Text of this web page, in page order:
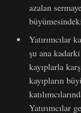
azalan
Yatırımcılar
şu ana
kayıplarla
kayıpların
Yatırımcılar